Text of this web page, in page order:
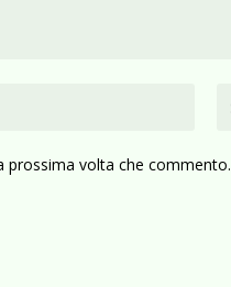
prossima volta che commento.